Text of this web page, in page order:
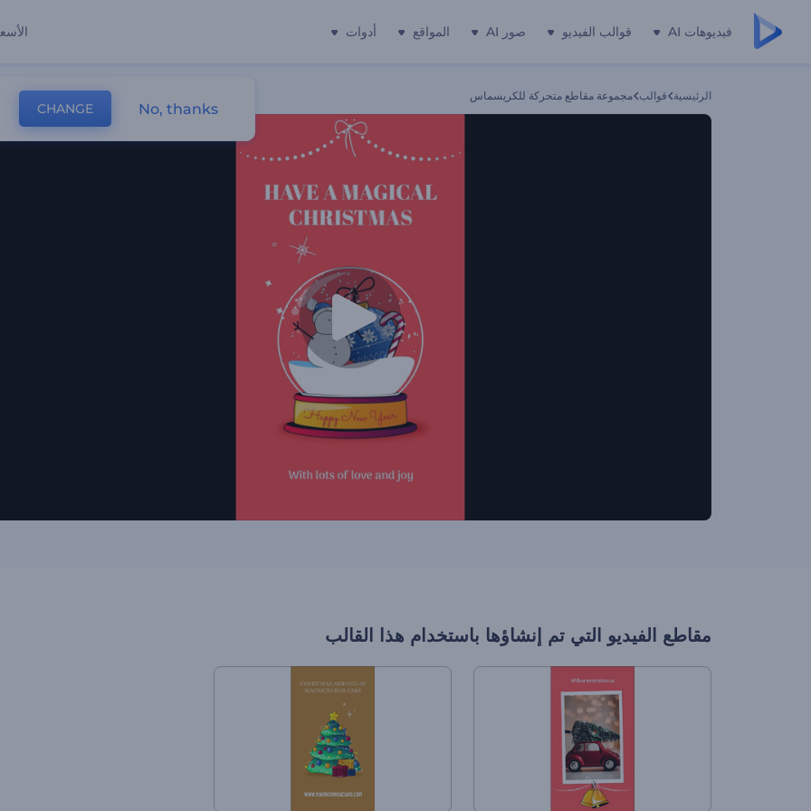
فيديوهات AI قوالب الفيديو صور AI المواقع أدوات
الرئيسية قوالب مجموعة مقاطع متحركة للكريسماس
مقاطع الفيديو التي تم إنشاؤها باستخدام هذا القالب
CHANGE No, thanks